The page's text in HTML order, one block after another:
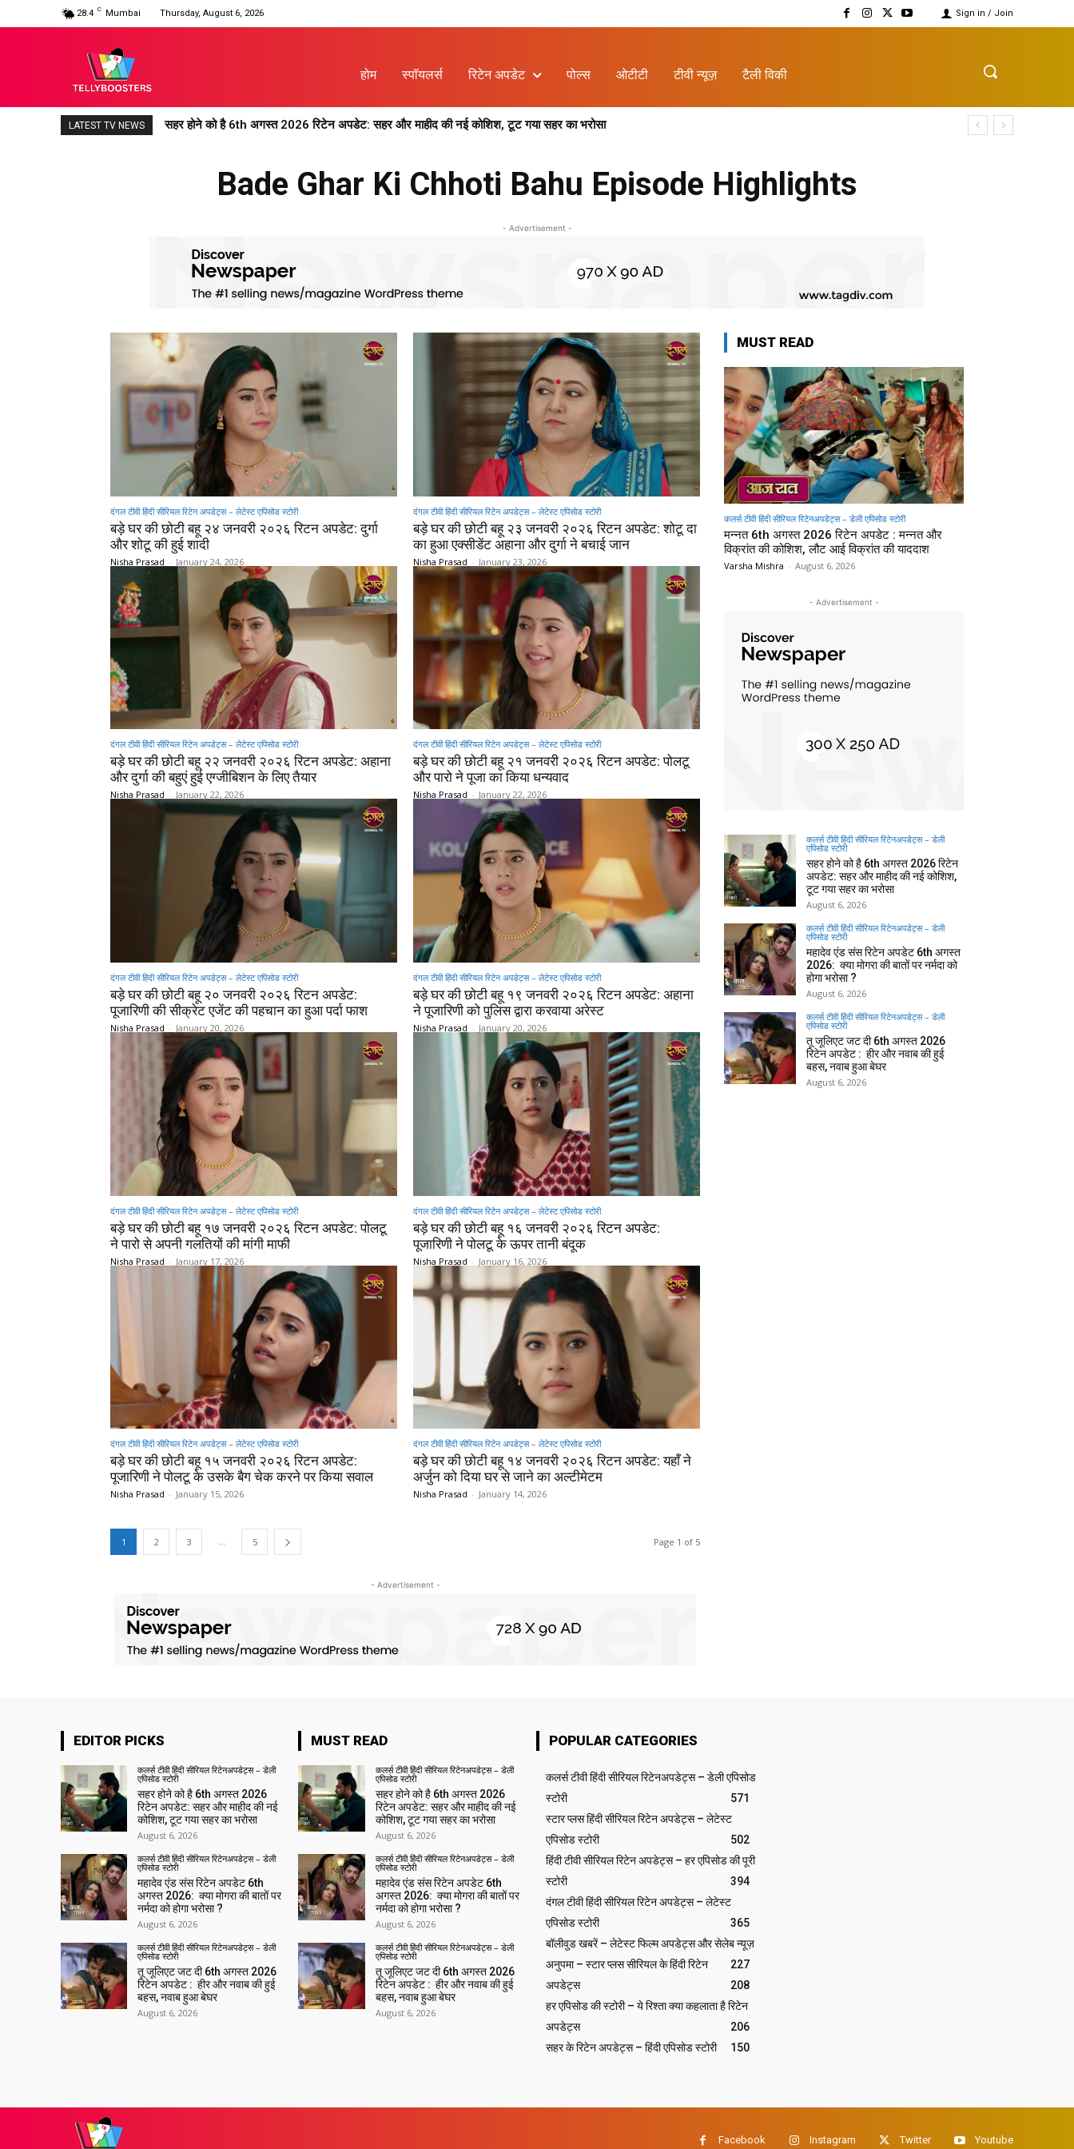
28.4 C Mumbai Thursday, August 6, 2026 Sign in / Join
होम स्पॉयलर्स रिटेन अपडेट पोल्स ओटीटी टीवी न्यूज़ टैली विकी
LATEST TV NEWS सहर होने को है 6th अगस्त 2026 रिटेन अपडेट: सहर और माहीद की नई कोशिश, टूट गया सहर का भरोसा
महादेव एंड संस रिटेन अपडेट 6th अगस्त 2026: क्या मोगरा की बातों पर नर्मदा को होगा भरोसा ?
Bade Ghar Ki Chhoti Bahu Episode Highlights
- Advertisement -
दंगल टीवी हिंदी सीरियल रिटेन अपडेट्स – लेटेस्ट एपिसोड स्टोरी
बड़े घर की छोटी बहू २४ जनवरी २०२६ रिटन अपडेट: दुर्गा
और शोटू की हुई शादी
Nisha Prasad - January 24, 2026
दंगल टीवी हिंदी सीरियल रिटेन अपडेट्स – लेटेस्ट एपिसोड स्टोरी
बड़े घर की छोटी बहू २३ जनवरी २०२६ रिटन अपडेट: शोटू दा
का हुआ एक्सीडेंट अहाना और दुर्गा ने बचाई जान
Nisha Prasad - January 23, 2026
दंगल टीवी हिंदी सीरियल रिटेन अपडेट्स – लेटेस्ट एपिसोड स्टोरी
बड़े घर की छोटी बहू २२ जनवरी २०२६ रिटन अपडेट: अहाना
और दुर्गा की बहुएं हुई एग्जीबिशन के लिए तैयार
Nisha Prasad - January 22, 2026
दंगल टीवी हिंदी सीरियल रिटेन अपडेट्स – लेटेस्ट एपिसोड स्टोरी
बड़े घर की छोटी बहू २१ जनवरी २०२६ रिटन अपडेट: पोलटू
और पारो ने पूजा का किया धन्यवाद
Nisha Prasad - January 22, 2026
दंगल टीवी हिंदी सीरियल रिटेन अपडेट्स – लेटेस्ट एपिसोड स्टोरी
बड़े घर की छोटी बहू २० जनवरी २०२६ रिटन अपडेट:
पूजारिणी की सीक्रेट एजेंट की पहचान का हुआ पर्दा फाश
Nisha Prasad - January 20, 2026
दंगल टीवी हिंदी सीरियल रिटेन अपडेट्स – लेटेस्ट एपिसोड स्टोरी
बड़े घर की छोटी बहू १९ जनवरी २०२६ रिटन अपडेट: अहाना
ने पूजारिणी को पुलिस द्वारा करवाया अरेस्ट
Nisha Prasad - January 20, 2026
दंगल टीवी हिंदी सीरियल रिटेन अपडेट्स – लेटेस्ट एपिसोड स्टोरी
बड़े घर की छोटी बहू १७ जनवरी २०२६ रिटन अपडेट: पोलटू
ने पारो से अपनी गलतियों की मांगी माफी
Nisha Prasad - January 17, 2026
दंगल टीवी हिंदी सीरियल रिटेन अपडेट्स – लेटेस्ट एपिसोड स्टोरी
बड़े घर की छोटी बहू १६ जनवरी २०२६ रिटन अपडेट:
पूजारिणी ने पोलटू के ऊपर तानी बंदूक
Nisha Prasad - January 16, 2026
दंगल टीवी हिंदी सीरियल रिटेन अपडेट्स – लेटेस्ट एपिसोड स्टोरी
बड़े घर की छोटी बहू १५ जनवरी २०२६ रिटन अपडेट:
पूजारिणी ने पोलटू के उसके बैग चेक करने पर किया सवाल
Nisha Prasad - January 15, 2026
दंगल टीवी हिंदी सीरियल रिटेन अपडेट्स – लेटेस्ट एपिसोड स्टोरी
बड़े घर की छोटी बहू १४ जनवरी २०२६ रिटन अपडेट: यहाँ ने
अर्जुन को दिया घर से जाने का अल्टीमेटम
Nisha Prasad - January 14, 2026
1 2 3 ... 5 Page 1 of 5
- Advertisement -
MUST READ
कलर्स टीवी हिंदी सीरियल रिटेनअपडेट्स – डेली एपिसोड स्टोरी
मन्नत 6th अगस्त 2026 रिटेन अपडेट : मन्नत और
विक्रांत की कोशिश, लौट आई विक्रांत की याददाश
Varsha Mishra - August 6, 2026
- Advertisement -
कलर्स टीवी हिंदी सीरियल रिटेनअपडेट्स – डेली
एपिसोड स्टोरी
सहर होने को है 6th अगस्त 2026 रिटेन
अपडेट: सहर और माहीद की नई कोशिश,
टूट गया सहर का भरोसा
August 6, 2026
कलर्स टीवी हिंदी सीरियल रिटेनअपडेट्स – डेली
एपिसोड स्टोरी
महादेव एंड संस रिटेन अपडेट 6th अगस्त
2026: क्या मोगरा की बातों पर नर्मदा को
होगा भरोसा ?
August 6, 2026
कलर्स टीवी हिंदी सीरियल रिटेनअपडेट्स – डेली
एपिसोड स्टोरी
तू जूलिएट जट दी 6th अगस्त 2026
रिटेन अपडेट : हीर और नवाब की हुई
बहस, नवाब हुआ बेघर
August 6, 2026
EDITOR PICKS
कलर्स टीवी हिंदी सीरियल रिटेनअपडेट्स – डेली
एपिसोड स्टोरी
सहर होने को है 6th अगस्त 2026
रिटेन अपडेट: सहर और माहीद की नई
कोशिश, टूट गया सहर का भरोसा
August 6, 2026
कलर्स टीवी हिंदी सीरियल रिटेनअपडेट्स – डेली
एपिसोड स्टोरी
महादेव एंड संस रिटेन अपडेट 6th
अगस्त 2026: क्या मोगरा की बातों पर
नर्मदा को होगा भरोसा ?
August 6, 2026
कलर्स टीवी हिंदी सीरियल रिटेनअपडेट्स – डेली
एपिसोड स्टोरी
तू जूलिएट जट दी 6th अगस्त 2026
रिटेन अपडेट : हीर और नवाब की हुई
बहस, नवाब हुआ बेघर
August 6, 2026
MUST READ
कलर्स टीवी हिंदी सीरियल रिटेनअपडेट्स – डेली
एपिसोड स्टोरी
सहर होने को है 6th अगस्त 2026
रिटेन अपडेट: सहर और माहीद की नई
कोशिश, टूट गया सहर का भरोसा
August 6, 2026
कलर्स टीवी हिंदी सीरियल रिटेनअपडेट्स – डेली
एपिसोड स्टोरी
महादेव एंड संस रिटेन अपडेट 6th
अगस्त 2026: क्या मोगरा की बातों पर
नर्मदा को होगा भरोसा ?
August 6, 2026
कलर्स टीवी हिंदी सीरियल रिटेनअपडेट्स – डेली
एपिसोड स्टोरी
तू जूलिएट जट दी 6th अगस्त 2026
रिटेन अपडेट : हीर और नवाब की हुई
बहस, नवाब हुआ बेघर
August 6, 2026
POPULAR CATEGORIES
कलर्स टीवी हिंदी सीरियल रिटेनअपडेट्स – डेली एपिसोड
स्टोरी
571
स्टार प्लस हिंदी सीरियल रिटेन अपडेट्स – लेटेस्ट
एपिसोड स्टोरी
502
हिंदी टीवी सीरियल रिटेन अपडेट्स – हर एपिसोड की पूरी
स्टोरी
394
दंगल टीवी हिंदी सीरियल रिटेन अपडेट्स – लेटेस्ट
एपिसोड स्टोरी
365
बॉलीवुड खबरें – लेटेस्ट फिल्म अपडेट्स और सेलेब न्यूज़
227
अनुपमा – स्टार प्लस सीरियल के हिंदी रिटेन
अपडेट्स
208
हर एपिसोड की स्टोरी – ये रिश्ता क्या कहलाता है रिटेन
अपडेट्स
206
सहर के रिटेन अपडेट्स – हिंदी एपिसोड स्टोरी
150
Facebook Instagram Twitter Youtube